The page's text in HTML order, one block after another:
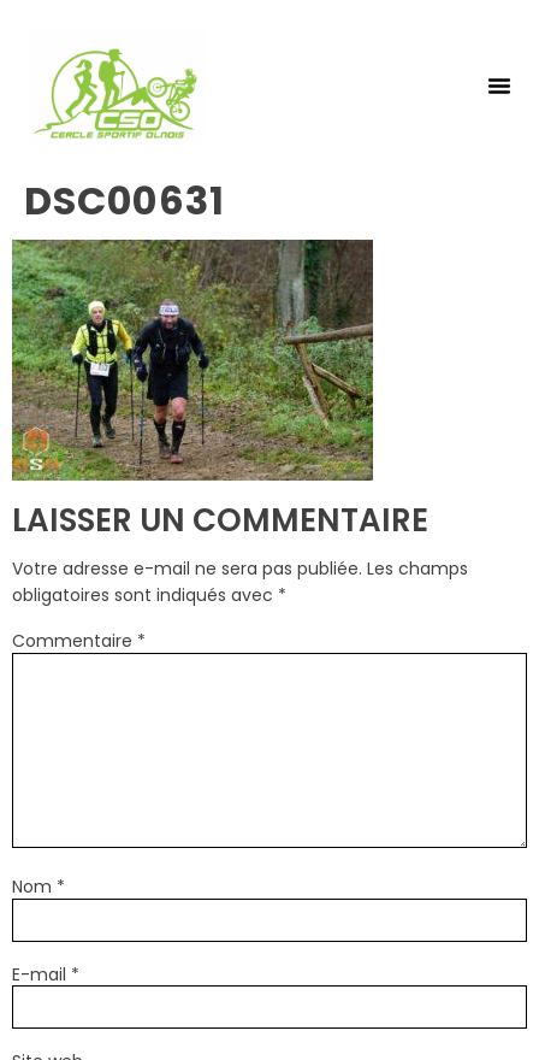
DSC00631
LAISSER UN COMMENTAIRE
Votre adresse e-mail ne sera pas publiée. Les champs
obligatoires sont indiqués avec *
Commentaire *
Nom *
E-mail *